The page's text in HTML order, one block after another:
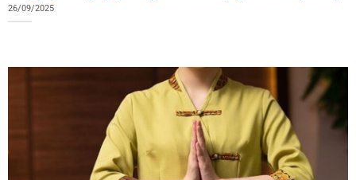
26/09/2025